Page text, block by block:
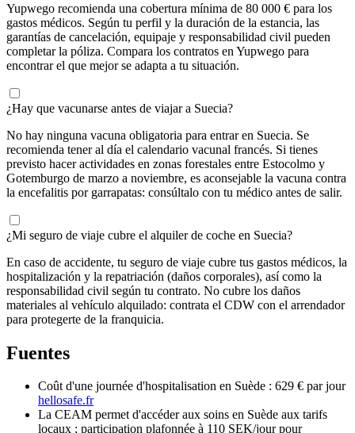
Yupwego recomienda una cobertura mínima de 80 000 € para los
gastos médicos. Según tu perfil y la duración de la estancia, las
garantías de cancelación, equipaje y responsabilidad civil pueden
completar la póliza. Compara los contratos en Yupwego para
encontrar el que mejor se adapta a tu situación.
¿Hay que vacunarse antes de viajar a Suecia?
No hay ninguna vacuna obligatoria para entrar en Suecia. Se
recomienda tener al día el calendario vacunal francés. Si tienes
previsto hacer actividades en zonas forestales entre Estocolmo y
Gotemburgo de marzo a noviembre, es aconsejable la vacuna contra
la encefalitis por garrapatas: consúltalo con tu médico antes de salir.
¿Mi seguro de viaje cubre el alquiler de coche en Suecia?
En caso de accidente, tu seguro de viaje cubre tus gastos médicos, la
hospitalización y la repatriación (daños corporales), así como la
responsabilidad civil según tu contrato. No cubre los daños
materiales al vehículo alquilado: contrata el CDW con el arrendador
para protegerte de la franquicia.
Fuentes
Coût d'une journée d'hospitalisation en Suède : 629 € par jour
hellosafe.fr
La CEAM permet d'accéder aux soins en Suède aux tarifs
locaux ; participation plafonnée à 110 SEK/jour pour